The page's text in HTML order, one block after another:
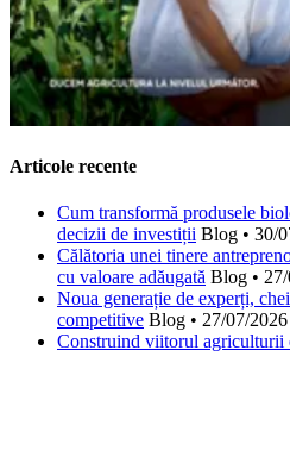
Articole recente
Cum transformă produsele
decizii de investiții Blog • 30/
Călătoria unei tinere
cu valoare adăugată Blog •
Noua generație de experți,
competitive Blog • 27/07/2026
Construind viitorul agriculturii